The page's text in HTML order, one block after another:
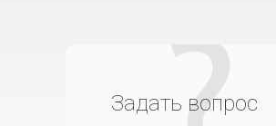
Задать вопрос